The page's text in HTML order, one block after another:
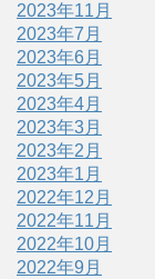
2023年11月
2023年7月
2023年6月
2023年5月
2023年4月
2023年3月
2023年2月
2023年1月
2022年12月
2022年11月
2022年10月
2022年9月